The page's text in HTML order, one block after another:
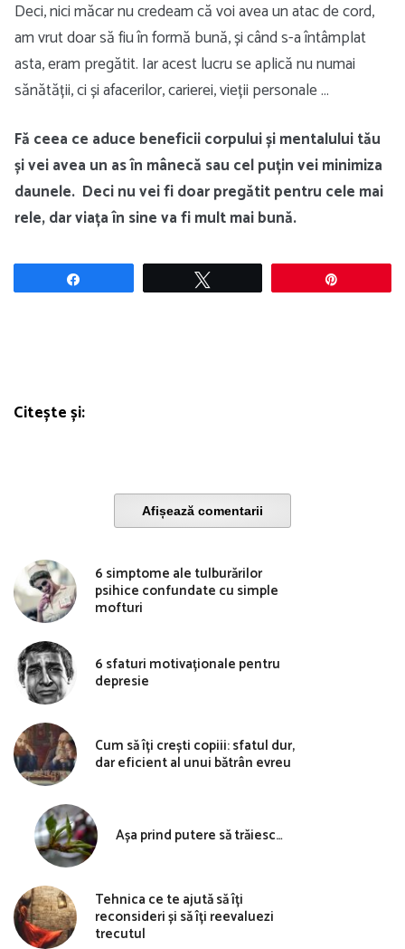
Deci, nici măcar nu credeam că voi avea un atac de cord,
am vrut doar să fiu în formă bună, și când s-a întâmplat
asta, eram pregătit. Iar acest lucru se aplică nu numai
sănătății, ci și afacerilor, carierei, vieții personale …
Fă ceea ce aduce beneficii corpului și mentalului tău
și vei avea un as în mânecă sau cel puțin vei minimiza
daunele. Deci nu vei fi doar pregătit pentru cele mai
rele, dar viața în sine va fi mult mai bună.
Citește și:
Afișează comentarii
6 simptome ale tulburărilor
psihice confundate cu simple
mofturi
6 sfaturi motivaționale pentru
depresie
Cum să îți crești copiii: sfatul dur,
dar eficient al unui bătrân evreu
Așa prind putere să trăiesc…
Tehnica ce te ajută să îți
reconsideri și să îți reevaluezi
trecutul